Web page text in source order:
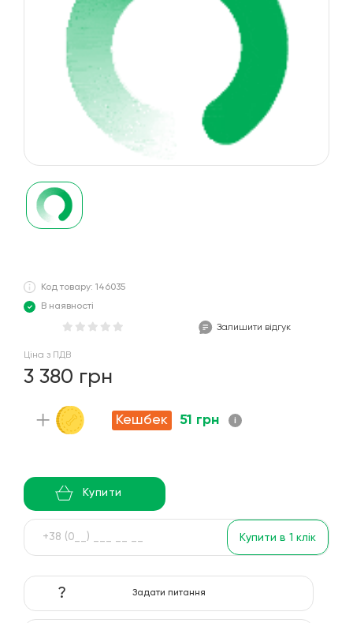
Код товару: 146035
В наявності
Залишити відгук
Ціна з ПДВ
3 380 грн
+ Кешбек 51 грн і
Купити
Купити в 1 клік
? Задати питання